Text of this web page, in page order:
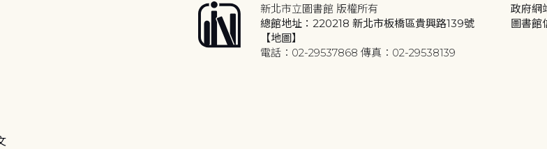
新北市立圖書館 版權所有
總館地址：220218 新北市板橋區貴興路139號
【地圖】
電話：02-29537868 傳真：02-29538139
政府網
圖書